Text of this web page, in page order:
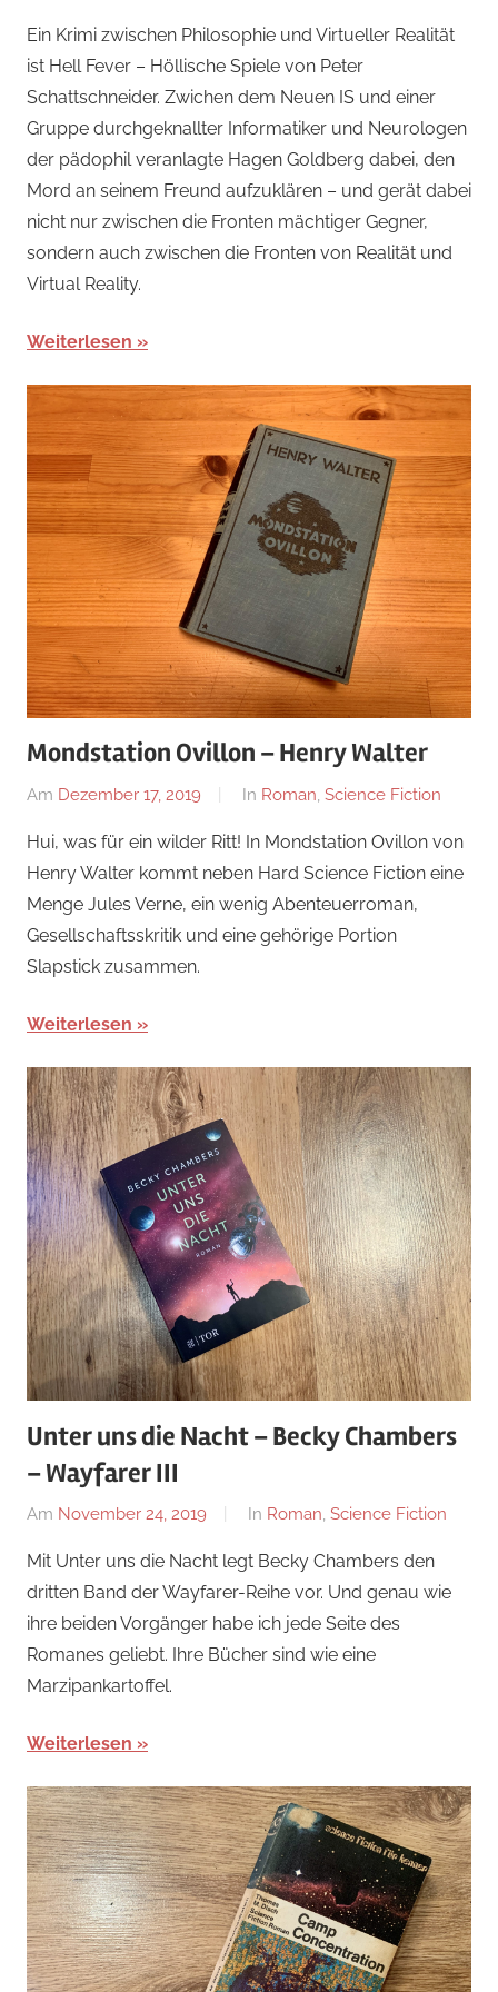
Ein Krimi zwischen Philosophie und Virtueller Realität
ist Hell Fever – Höllische Spiele von Peter
Schattschneider. Zwichen dem Neuen IS und einer
Gruppe durchgeknallter Informatiker und Neurologen
der pädophil veranlagte Hagen Goldberg dabei, den
Mord an seinem Freund aufzuklären – und gerät dabei
nicht nur zwischen die Fronten mächtiger Gegner,
sondern auch zwischen die Fronten von Realität und
Virtual Reality.
Weiterlesen
Mondstation Ovillon – Henry Walter
Am Dezember 17, 2019
Von
In Roman, Science Fiction
Hui, was für ein wilder Ritt! In Mondstation Ovillon von
Henry Walter kommt neben Hard Science Fiction eine
Menge Jules Verne, ein wenig Abenteuerroman,
Gesellschaftsskritik und eine gehörige Portion
Slapstick zusammen.
Weiterlesen
Unter uns die Nacht – Becky Chambers
– Wayfarer III
Am November 24, 2019
Von
In Roman, Science Fiction
Mit Unter uns die Nacht legt Becky Chambers den
dritten Band der Wayfarer-Reihe vor. Und genau wie
ihre beiden Vorgänger habe ich jede Seite des
Romanes geliebt. Ihre Bücher sind wie eine
Marzipankartoffel.
Weiterlesen